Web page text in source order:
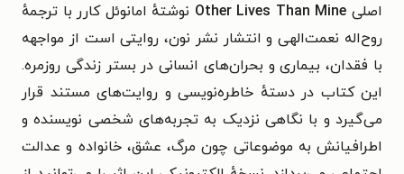
اصلی Other Lives Than Mine نوشتهٔ امانوئل کارر با ترجمهٔ
روح‌اله نعمت‌الهی و انتشار نشر نون، روایتی است از مواجهه
با فقدان، بیماری و بحران‌های انسانی در بستر زندگی روزمره.
این کتاب در دستهٔ خاطره‌نویسی و روایت‌های مستند قرار
می‌گیرد و با نگاهی نزدیک به تجربه‌های شخصی نویسنده و
اطرافیانش به موضوعاتی چون مرگ، عشق، خانواده و عدالت